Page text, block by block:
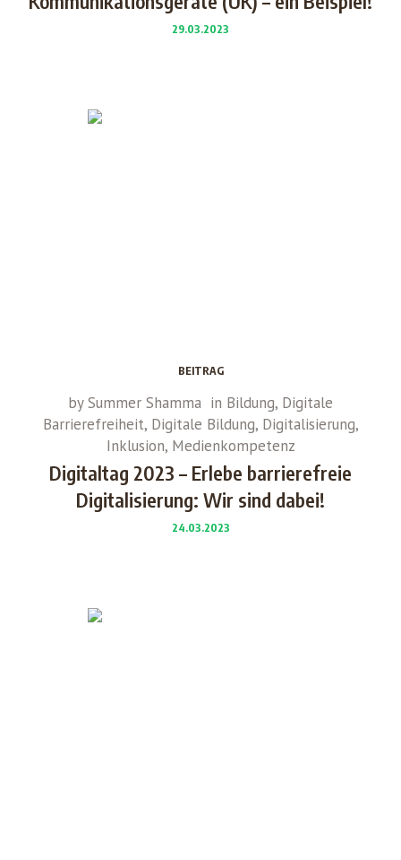
29.03.2023
BEITRAG
bySummer Shamma in Bildung, Digitale
Barrierefreiheit, Digitale Bildung, Digitalisierung,
Inklusion, Medienkompetenz
Digitaltag 2023 – Erlebe barrierefreie
Digitalisierung: Wir sind dabei!
24.03.2023